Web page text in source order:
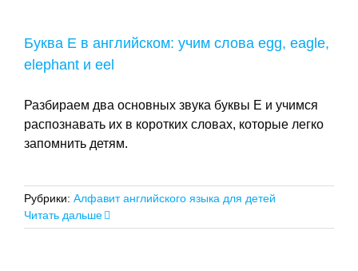
Буква E в английском: учим слова egg, eagle,
elephant и eel
Разбираем два основных звука буквы E и учимся
распознавать их в коротких словах, которые легко
запомнить детям.
Рубрики: Алфавит английского языка для детей
Читать дальше